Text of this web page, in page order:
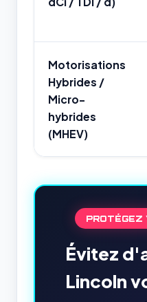
Motorisations
Hybrides /
Micro-
hybrides
(MHEV)
Évitez
Lincoln